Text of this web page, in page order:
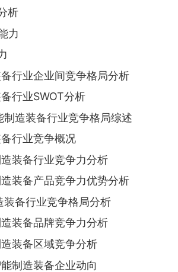
析
力
行业企业间竞争格局分析
行业SWOT分析
制造装备行业竞争格局综述
行业竞争概况
装备行业竞争力分析
装备产品竞争力优势分析
装备行业竞争格局分析
装备品牌竞争力分析
装备区域竞争分析
制造装备企业动向